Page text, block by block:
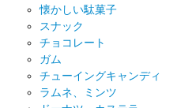
懐かしい駄菓子
スナック
チョコレート
ガム
チューイングキャンディ
ラムネ、ミンツ